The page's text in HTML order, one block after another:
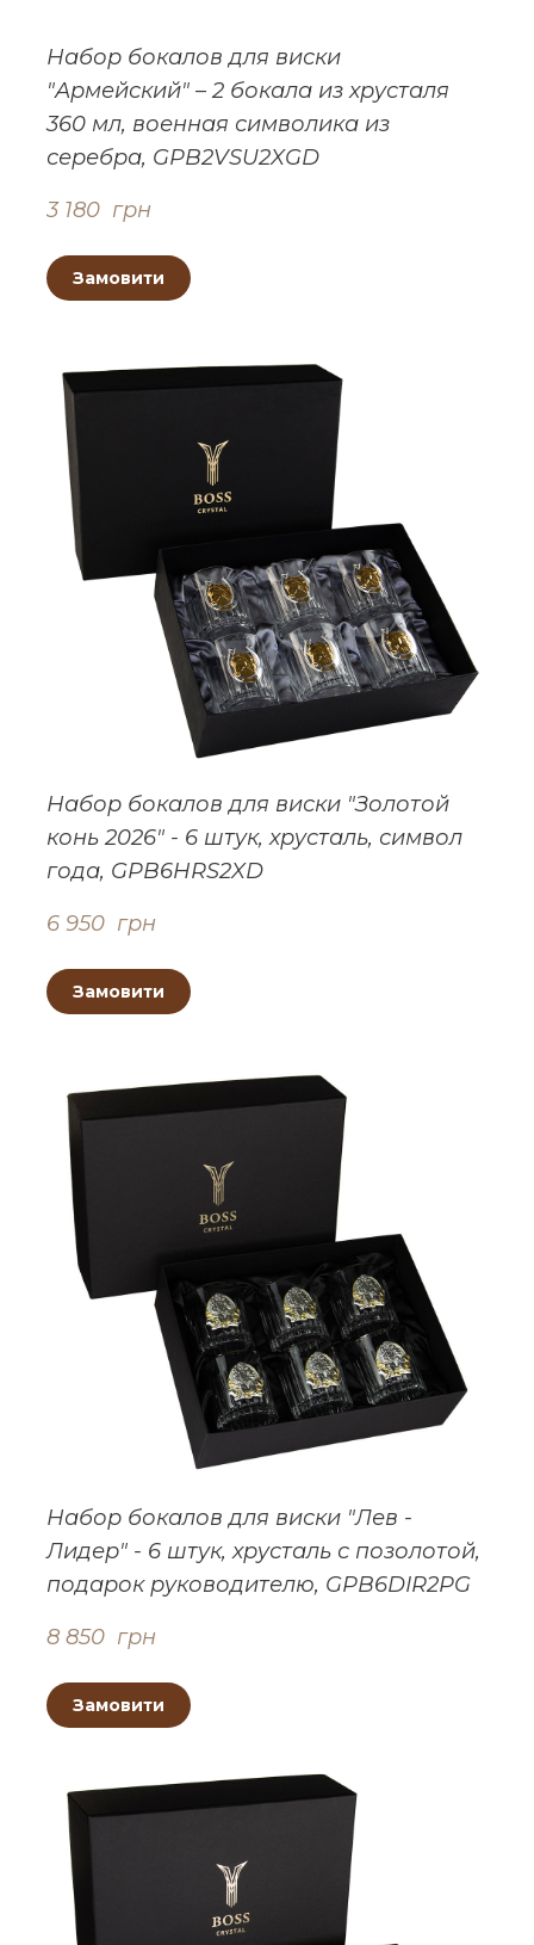
Набор бокалов для виски
"Армейский" – 2 бокала из хрусталя
360 мл, военная символика из
серебра, GPB2VSU2XGD
3 180  грн
Замовити
Набор бокалов для виски "Золотой
конь 2026" - 6 штук, хрусталь, символ
года, GPB6HRS2XD
6 950  грн
Замовити
Набор бокалов для виски "Лев -
Лидер" - 6 штук, хрусталь с позолотой,
подарок руководителю, GPB6DIR2PG
8 850  грн
Замовити